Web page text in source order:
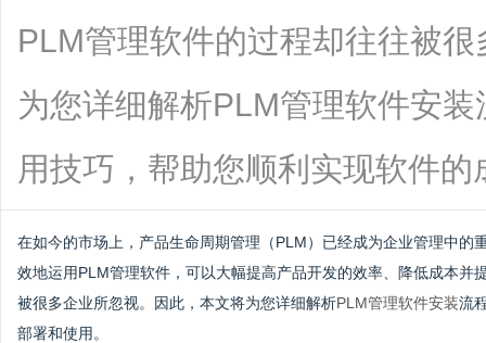
PLM管理软件的过程却往往被
为您详细解析PLM管理软件安
用技巧，帮助您顺利实现软件的
在如今的市场上，产品生命周期管理（PLM）已经成为企业管理中
效地运用PLM管理软件，可以大幅提高产品开发的效率、降低成本
被很多企业所忽视。因此，本文将为您详细解析PLM管理软件安装流
部署和使用。